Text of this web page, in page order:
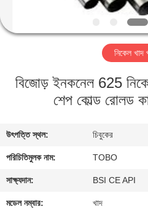
কারখানা
যোগাযোগ
করুন
নিকেল খাদ
বিজোড় ইনকনেল 625
শেপ কোল্ড রোলড
উৎপত্তি স্থল: চিবুকের
পরিচিতিমুলক নাম: TOBO
সাক্ষ্যদান: BSI CE API
মডেল নম্বার: খাদ